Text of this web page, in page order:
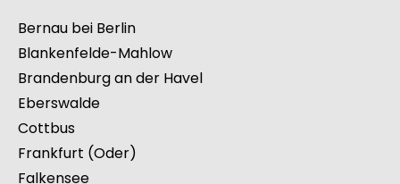
Bernau bei Berlin
Blankenfelde-Mahlow
Brandenburg an der Havel
Eberswalde
Cottbus
Frankfurt (Oder)
Falkensee